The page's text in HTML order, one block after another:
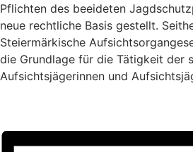
Pflichten des beeideten
neue rechtliche Basis gestellt.
Steiermärkische
die Grundlage für die Tätigkeit der
Aufsichtsjägerinnen und